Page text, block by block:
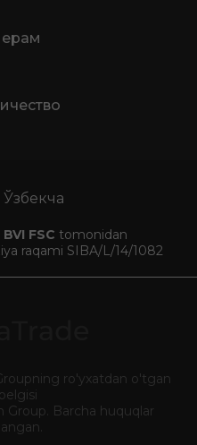
Ўзбекча
FSC tomonidan
raqami SIBA/L/14/1082
ro'yxatdan o'tgan
Barcha huquqlar